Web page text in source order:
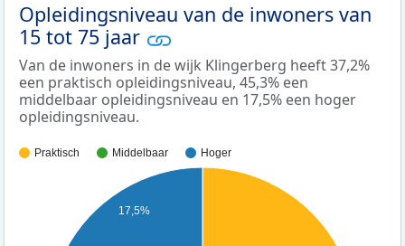
Opleidingsniveau van de inwoners van
15 tot 75 jaar
Van de inwoners in de wijk Klingerberg heeft 37,2%
een praktisch opleidingsniveau, 45,3% een
middelbaar opleidingsniveau en 17,5% een hoger
opleidingsniveau.
Praktisch Middelbaar Hoger
17,5%